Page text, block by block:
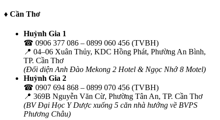
♦ Cần Thơ
Huỳnh Gia 1
☎ 0906 377 086 – 0899 060 456 (TVBH)
📍 04–06 Xuân Thủy, KDC Hồng Phát, Phường An Bình,
TP. Cần Thơ
(Đối diện Anh Đào Mekong 2 Hotel & Ngọc Nhớ 8 Motel)
Huỳnh Gia 2
☎ 0907 694 868 – 0899 070 456 (TVBH)
📍 369B Nguyễn Văn Cừ, Phường Tân An, TP. Cần Thơ
(BV Đại Học Y Dược xuống 5 căn nhà hướng về BVPS
Phương Châu)